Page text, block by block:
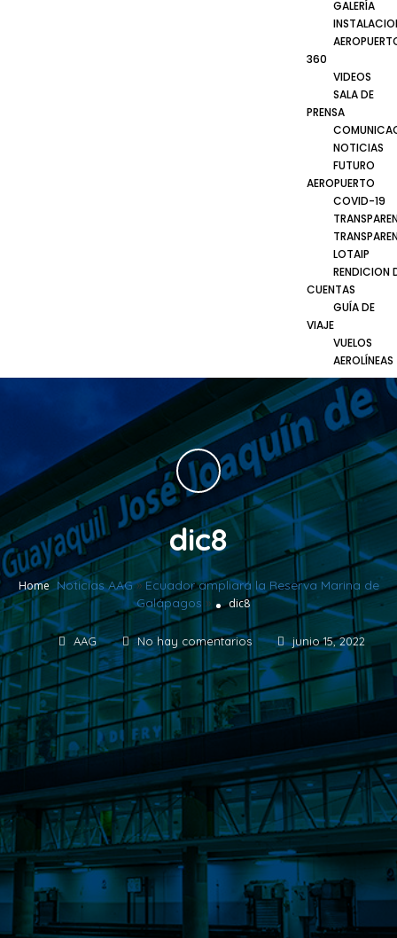
GALERÍA
360
VIDEOS
SALA DE
PRENSA
NOTICIAS
FUTURO
AEROPUERTO
COVID-19
LOTAIP
RENDICION
CUENTAS
GUÍA DE
VIAJE
VUELOS
AEROLÍNEAS
dic8
Home Noticias AAG»Ecuador ampliará la Reserva Marina de
Galápagos » dic8
AAG No hay comentarios junio 15, 2022